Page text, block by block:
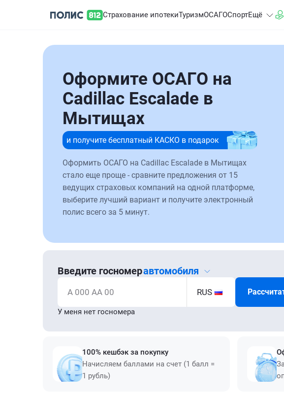
Страхование ипотекиТуризмОСАГОСпортЕщё
Оформите ОСАГО на
Cadillac Escalade в
Мытищах
и получите бесплатный КАСКО в подарок
Оформить ОСАГО на Cadillac Escalade в Мытищах
стало еще проще - сравните предложения от 15
ведущих страховых компаний на одной платформе,
выберите лучший вариант и получите электронный
полис всего за 5 минут.
Введите госномеравтомобиля
А 000 АА 00 RUS
У меня нет госномера
100% кешбэк за покупку
Начисляем баллами на счет (1 балл =
1 рубль)